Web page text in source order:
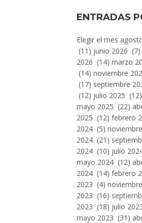
ENTRADAS
Entradas
Por
Mes
Elegir el mes
(11) junio 2026
2026 (14) marzo
(14) noviembre
(17) septiembre
(12) julio 2025
mayo 2025 (22)
2025 (12) febrero
2024 (5)
2024 (21)
2024 (10) julio
mayo 2024 (12)
2024 (14) febrero
2023 (4)
2023 (16)
2023 (18) julio
mayo 2023 (31)